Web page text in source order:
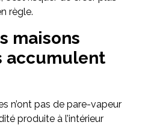
règle.
maisons
accumulent
n’ont pas de pare-vapeur
produite à l’intérieur